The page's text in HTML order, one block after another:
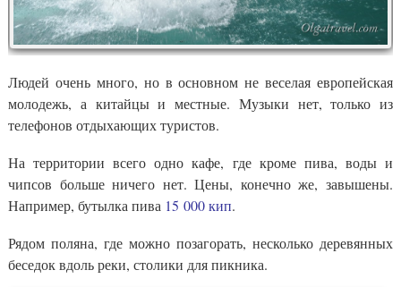
Людей очень много, но в основном не веселая европейская
молодежь, а китайцы и местные. Музыки нет, только из
телефонов отдыхающих туристов.
На территории всего одно кафе, где кроме пива, воды и
чипсов больше ничего нет. Цены, конечно же, завышены.
Например, бутылка пива 15 000 кип.
Рядом поляна, где можно позагорать, несколько деревянных
беседок вдоль реки, столики для пикника.